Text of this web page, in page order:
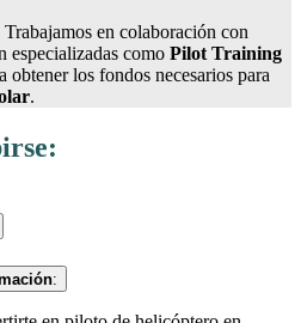
Trabajamos en colaboración con
especializadas como Pilot Training
obtener los fondos necesarios para
.
: